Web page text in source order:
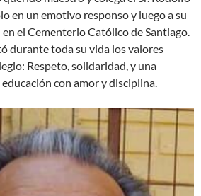
en un emotivo responso y luego a su
el Cementerio Católico de Santiago.
durante toda su vida los valores
Respeto, solidaridad, y una
con amor y disciplina.